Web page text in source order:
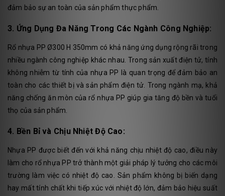
đảm bảo sự an toàn của sản phẩm thực phẩm.
3. Ứng Dụng Đa Năng Trong Các Ngành Công Nghiệp:
Rổ nhựa PP Ø300 H 350mm có khả năng ứng dụng rộng rãi trong
nhiều ngành công nghiệp khác nhau. Trong sản xuất điện tử, tính
không nhiễm từ tính của nhựa PP là quan trọng để đảm bảo an
toàn cho các thiết bị và sản phẩm điện tử. Trong ngành mạ, khả
năng chống ăn mòn của rổ nhựa PP giúp gia tăng độ bền và tuổi
thọ của sản phẩm.
4. Bền Bỉ và Chịu Nhiệt Độ Cao:
Nhựa PP được biết đến với khả năng chịu nhiệt độ cao, điều này
làm cho rổ nhựa PP trở thành một giải pháp lý tưởng cho các môi
trường làm việc có nhiệt độ cao. Sản phẩm không bị biến dạng
hay mất tính chất khi tiếp xúc với nhiệt độ lớn, đảm bảo hiệu suất